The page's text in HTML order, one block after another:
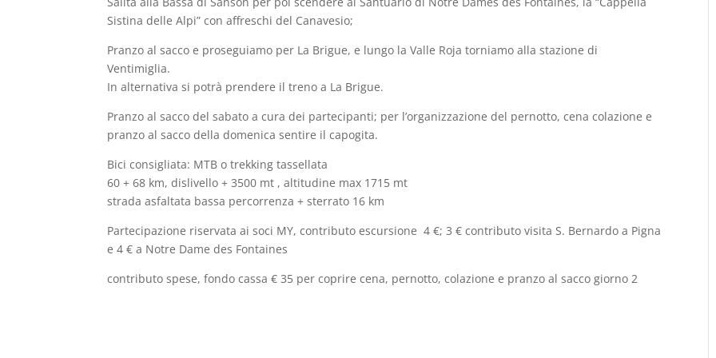
Sistina delle Alpi” con affreschi del Canavesio;
Pranzo al sacco e proseguiamo per La Brigue, e lungo la Valle Roja torniamo alla stazione di
Ventimiglia.
In alternativa si potrà prendere il treno a La Brigue.
Pranzo al sacco del sabato a cura dei partecipanti; per l’organizzazione del pernotto, cena colazione e
pranzo al sacco della domenica sentire il capogita.
Bici consigliata: MTB o trekking tassellata
60 + 68 km, dislivello + 3500 mt , altitudine max 1715 mt
strada asfaltata bassa percorrenza + sterrato 16 km
Partecipazione riservata ai soci MY, contributo escursione 4 €; 3 € contributo visita S. Bernardo a Pigna
e 4 € a Notre Dame des Fontaines
contributo spese, fondo cassa € 35 per coprire cena, pernotto, colazione e pranzo al sacco giorno 2